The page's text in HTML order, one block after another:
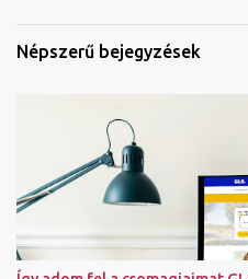
Népszerű bejegyzések